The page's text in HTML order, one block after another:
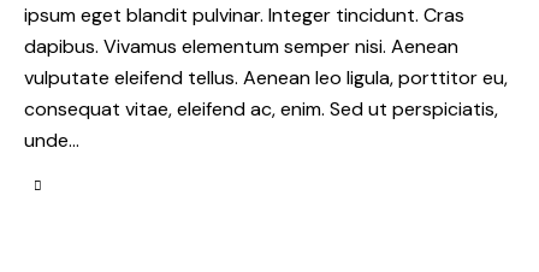
ipsum eget blandit pulvinar. Integer tincidunt. Cras
dapibus. Vivamus elementum semper nisi. Aenean
vulputate eleifend tellus. Aenean leo ligula, porttitor eu,
consequat vitae, eleifend ac, enim. Sed ut perspiciatis,
unde…